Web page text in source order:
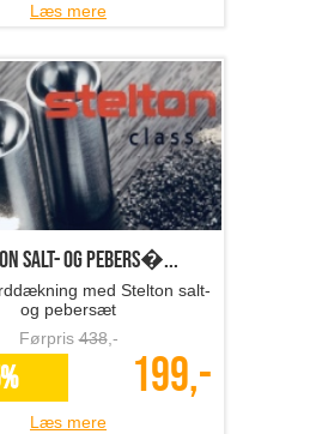
Læs mere
salt- og pebers�...
med Stelton salt-
og pebersæt
Førpris438,-
199,-
Læs mere